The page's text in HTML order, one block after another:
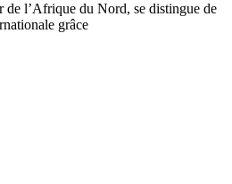
de l’Afrique du Nord, se distingue de
grâce